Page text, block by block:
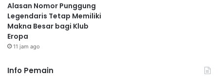
Alasan Nomor Punggung
Legendaris Tetap Memiliki
Makna Besar bagi Klub
Eropa
11 jam ago
Info Pemain